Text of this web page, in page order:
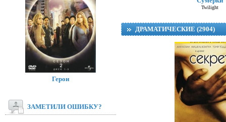
Twilight
ДРАМАТИЧЕСКИЕ (2904)
Герои
ЗАМЕТИЛИ ОШИБКУ?